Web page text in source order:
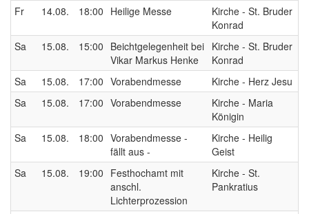
Fr
14.08. 18:00 Heilige Messe
Kirche - St. Bruder
Konrad
Sa
15.08. 15:00 Beichtgelegenheit bei
Vikar Markus Henke
Kirche - St. Bruder
Konrad
Sa
15.08. 17:00 Vorabendmesse
Kirche - Herz Jesu
Sa
15.08. 17:00 Vorabendmesse
Kirche - Maria
Königin
Sa
15.08. 18:00 Vorabendmesse -
fällt aus -
Kirche - Heilig
Geist
Sa
15.08. 19:00 Festhochamt mit
anschl.
Lichterprozession
Kirche - St.
Pankratius